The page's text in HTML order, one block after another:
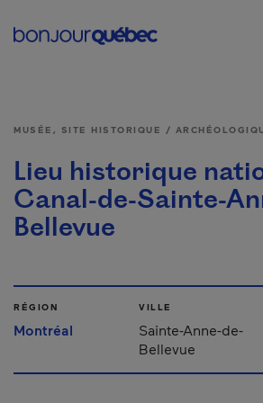
Main
MUSÉE, SITE HISTORIQUE /
Lieu historique
Canal-de-Sainte-
Bellevue
RÉGION
Montréal
VILLE
Sainte-Anne-de-
Bellevue